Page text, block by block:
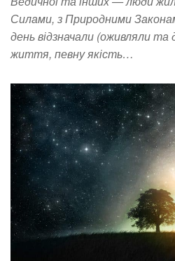
Силами, з Природними
день відзначали (оживляли та
життя, певну якість…